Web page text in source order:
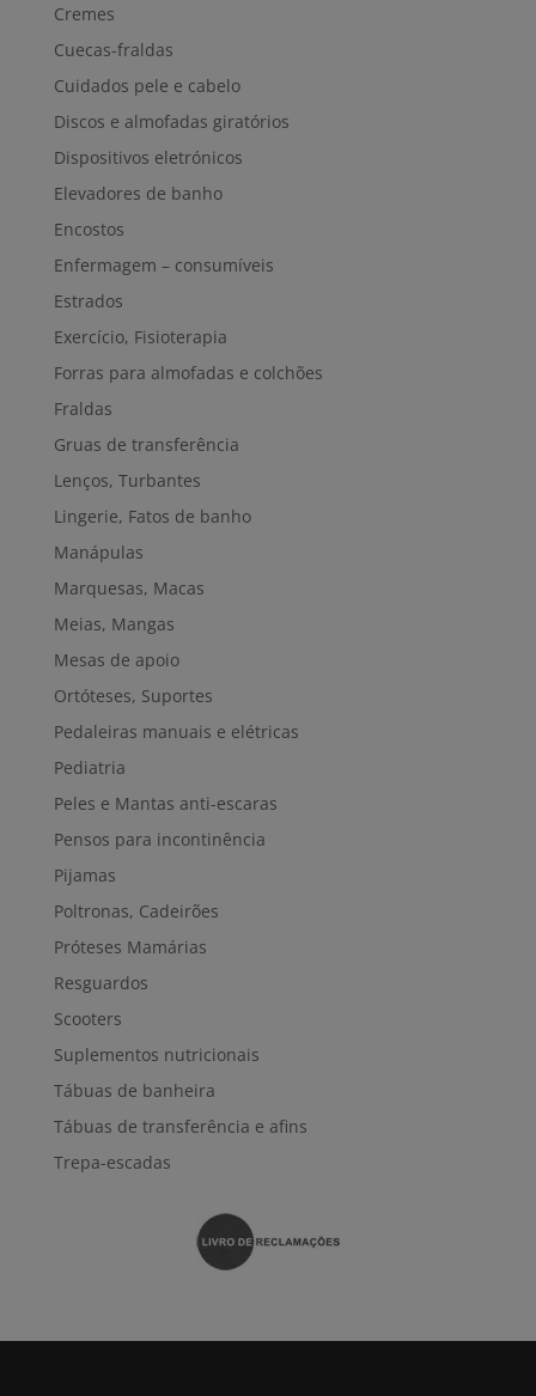
Cremes
Cuecas-fraldas
Cuidados pele e cabelo
Discos e almofadas giratórios
Dispositivos eletrónicos
Elevadores de banho
Encostos
Enfermagem – consumíveis
Estrados
Exercício, Fisioterapia
Forras para almofadas e colchões
Fraldas
Gruas de transferência
Lenços, Turbantes
Lingerie, Fatos de banho
Manápulas
Marquesas, Macas
Meias, Mangas
Mesas de apoio
Ortóteses, Suportes
Pedaleiras manuais e elétricas
Pediatria
Peles e Mantas anti-escaras
Pensos para incontinência
Pijamas
Poltronas, Cadeirões
Próteses Mamárias
Resguardos
Scooters
Suplementos nutricionais
Tábuas de banheira
Tábuas de transferência e afins
Trepa-escadas